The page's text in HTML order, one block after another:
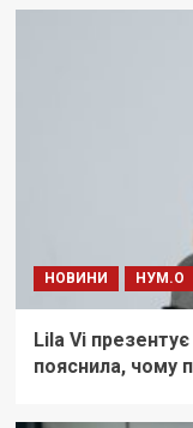
НОВИНИ НУМ.О
Lila Vi презентує
пояснила, чому